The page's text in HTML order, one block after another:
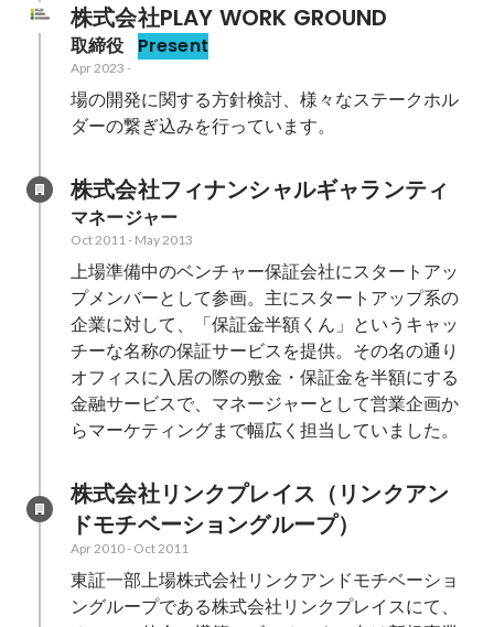
株式会社PLAY WORK GROUND
取締役 Present
Apr 2023 -
場の開発に関する方針検討、様々なステークホル
ダーの繋ぎ込みを行っています。
株式会社フィナンシャルギャランティ
マネージャー
Oct 2011 - May 2013
上場準備中のベンチャー保証会社にスタートアッ
プメンバーとして参画。主にスタートアップ系の
企業に対して、「保証金半額くん」というキャッ
チーな名称の保証サービスを提供。その名の通り
オフィスに入居の際の敷金・保証金を半額にする
金融サービスで、マネージャーとして営業企画か
らマーケティングまで幅広く担当していました。
株式会社リンクプレイス（リンクアン
ドモチベーショングループ）
Apr 2010- Oct 2011
東証一部上場株式会社リンクアンドモチベーショ
ングループである株式会社リンクプレイスにて、